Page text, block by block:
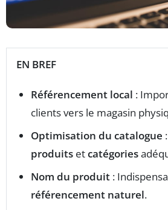
EN BREF
Référencement local :
clients vers le magasin
Optimisation du catalogue
produits etcatégories
Nom du produit :
référencement naturel.